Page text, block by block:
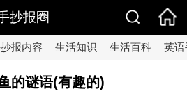
抄报圈
报内容 生活知识 生活百科 英
的谜语(有趣的)